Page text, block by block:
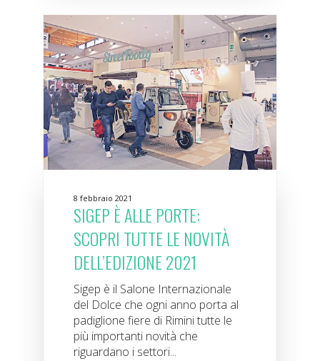
8 febbraio 2021
SIGEP È ALLE PORTE:
SCOPRI TUTTE LE NOVITÀ
DELL’EDIZIONE 2021
Sigep è il Salone Internazionale
del Dolce che ogni anno porta al
padiglione fiere di Rimini tutte le
più importanti novità che
riguardano i settori...